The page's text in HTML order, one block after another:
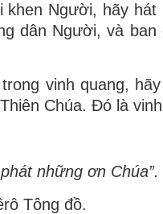
khen Người, hãy
dân Người, và ban
vinh quang,
Chúa. Ðó là
những ơn Chúa”.
Tông đồ.